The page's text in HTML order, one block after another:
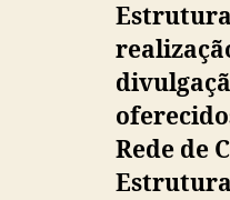
Rede de